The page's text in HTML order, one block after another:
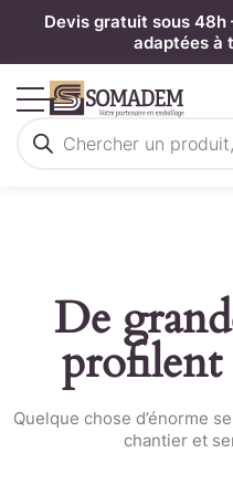
Devis gratuit sous 48h
adaptées à
de
De
profilent
Quelque chose d’énorme
chantier et
Panneau de gestion des